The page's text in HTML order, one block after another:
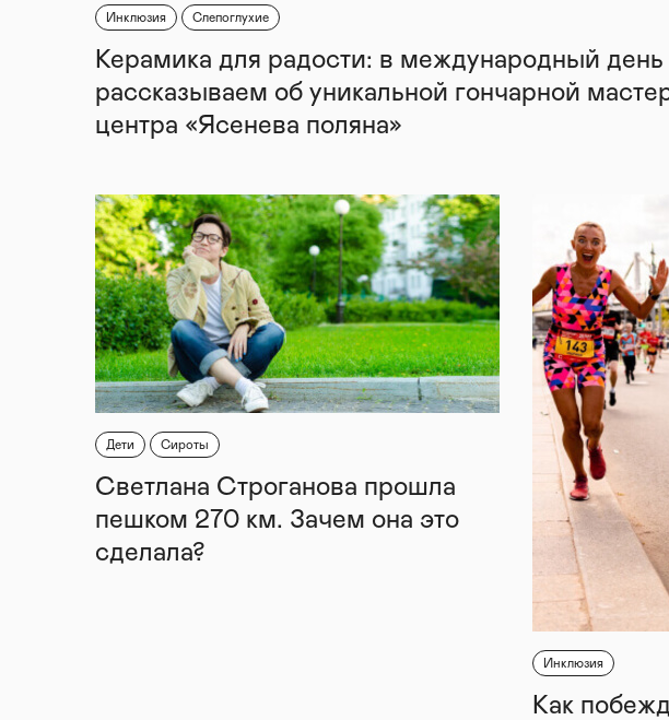
Инклюзия Слепоглухие
Керамика для радости: в международный день
рассказываем об уникальной гончарной
центра «Ясенева поляна»
Дети Сироты
Светлана Строганова прошла
пешком 270 км. Зачем она это
сделала?
Инклюзия
Как